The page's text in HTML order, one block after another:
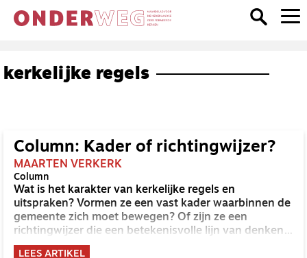
kerkelijke regels
Column: Kader of richtingwijzer?
MAARTEN VERKERK
Column
Wat is het karakter van kerkelijke regels en
uitspraken? Vormen ze een vast kader waarbinnen de
gemeente zich moet bewegen? Of zijn ze een
richtingwijzer die een betekenisvolle lijn van denken
weergeeft?
LEES ARTIKEL